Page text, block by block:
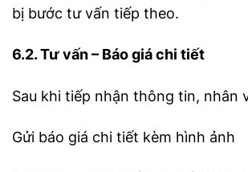
bị bước tư vấn tiếp theo.
6.2. Tư vấn – Báo giá chi tiết
Sau khi tiếp nhận thông tin, nhân
Gửi báo giá chi tiết kèm hình ảnh